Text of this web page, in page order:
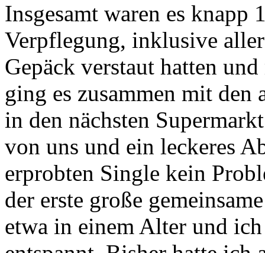
Insgesamt waren es
Verpflegung, inklusive
Gepäck verstaut hatten
ging es zusammen mit den
in den nächsten
von uns und ein leckeres
erprobten Single kein
der erste große
etwa in einem Alter und